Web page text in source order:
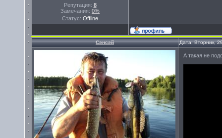
Репутация: 8
Замечания: 0%
Статус: Offline
Сэнсэй Дата: Вторник,
А такая не